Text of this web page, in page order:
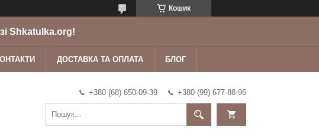
Кошик
Shkatulka.org!
ДОСТАВКА ТА ОПЛАТА БЛОГ
+380 (68) 650-09-39 +380 (99) 677-88-96